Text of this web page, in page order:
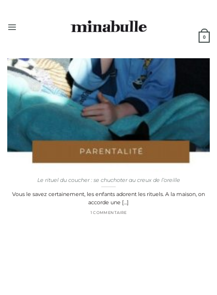
contenu
0
Le rituel du coucher : se chuchoter au creux de l’oreille
Vous le savez certainement, les enfants adorent les rituels. A la maison, on
accorde une [...]
1 COMMENTAIRE